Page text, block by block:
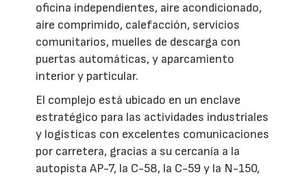
oficina independientes, aire acondicionado,
aire comprimido, calefacción, servicios
comunitarios, muelles de descarga con
puertas automáticas, y aparcamiento
interior y particular.
El complejo está ubicado en un enclave
estratégico para las actividades industriales
y logísticas con excelentes comunicaciones
por carretera, gracias a su cercanía a la
autopista AP-7, la C-58, la C-59 y la N-150,